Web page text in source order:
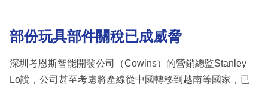
部份玩具部件關稅已成威脅
深圳考恩斯智能開發公司（Cowins）的營銷總監Stanley
Lo說，公司甚至考慮將產線從中國轉移到越南等國家，已